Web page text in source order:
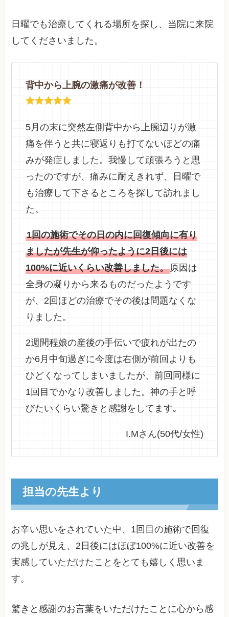
日曜でも治療してくれる場所を探し、当院に来院
してくださいました。
背中から上腕の激痛が改善！
5月の末に突然左側背中から上腕辺りが激
痛を伴うと共に寝返りも打てないほどの痛
みが発症しました。我慢して頑張ろうと思
ったのですが、痛みに耐えきれず、日曜で
も治療して下さるところを探して訪れまし
た。
1回の施術でその日の内に回復傾向に有り
ましたが先生が仰ったように2日後には
100%に近いくらい改善しました。原因は
全身の凝りから来るものだったようです
が、2回ほどの治療でその後は問題なくな
りました。
2週間程娘の産後の手伝いで疲れが出たの
か6月中旬過ぎに今度は右側が前回よりも
ひどくなってしまいましたが、前回同様に
1回目でかなり改善しました。神の手と呼
びたいくらい驚きと感謝をしてます｡
I.Mさん(50代/女性)
担当の先生より
お辛い思いをされていた中、1回目の施術で回復
の兆しが見え、2日後にはほぼ100%に近い改善を
実感していただけたことをとても嬉しく思いま
す。
驚きと感謝のお言葉をいただけたことに心から感